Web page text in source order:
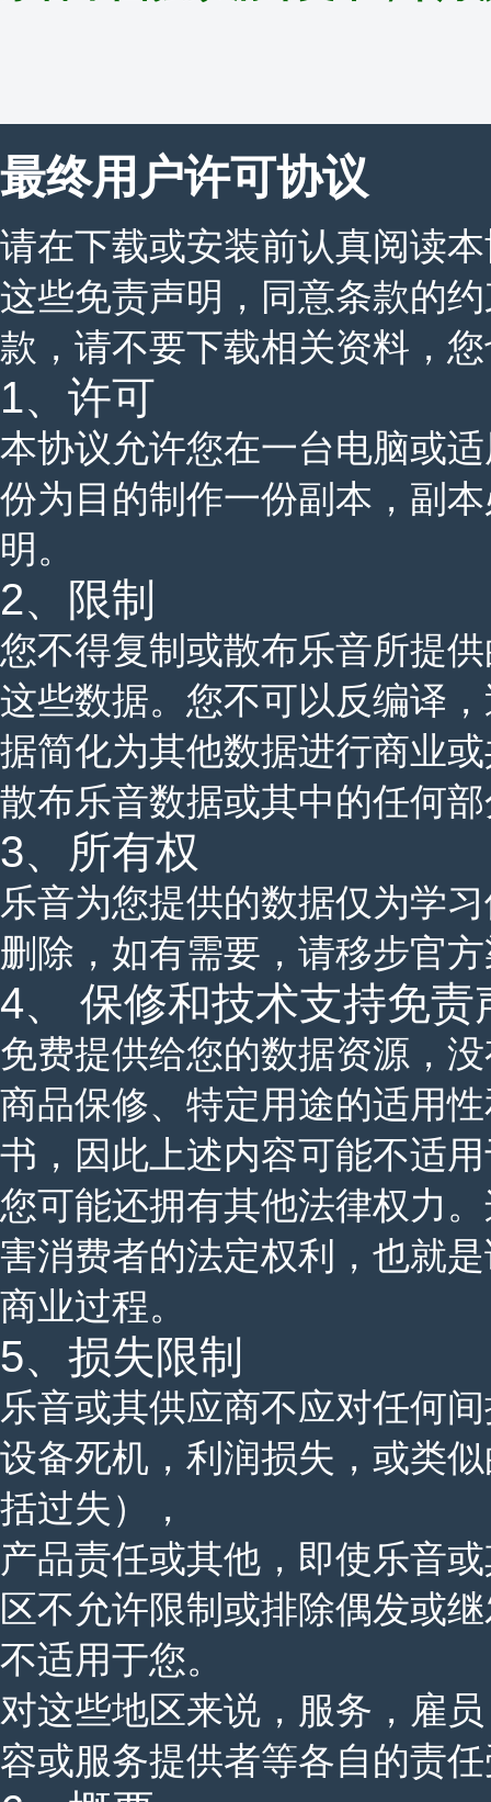
最终用户许可协议
请在下载或安装前认真阅读
这些免责声明，同意条款的
款，请不要下载相关资料，
1、许可
本协议允许您在一台电脑或
份为目的制作一份副本，副
明。
2、限制
您不得复制或散布乐音所提
这些数据。您不可以反编译
据简化为其他数据进行商业
散布乐音数据或其中的任何
3、所有权
乐音为您提供的数据仅为学
删除，如有需要，请移步官
4、 保修和技术支持免责
免费提供给您的数据资源，
商品保修、特定用途的适用
书，因此上述内容可能不适
您可能还拥有其他法律权力
害消费者的法定权利，也就
商业过程。
5、损失限制
乐音或其供应商不应对任何
设备死机，利润损失，或类
括过失），
产品责任或其他，即使乐音
区不允许限制或排除偶发或
不适用于您。
对这些地区来说，服务，雇
容或服务提供者等各自的责